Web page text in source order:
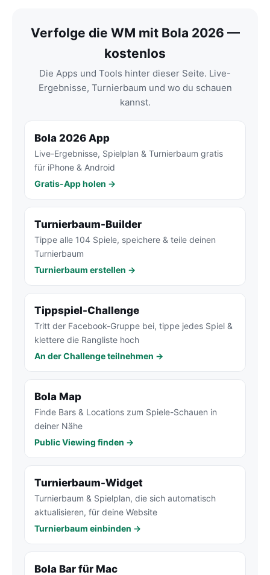
Verfolge die WM mit Bola 2026 —
kostenlos
Die Apps und Tools hinter dieser Seite. Live-
Ergebnisse, Turnierbaum und wo du schauen
kannst.
Bola 2026 App
Live-Ergebnisse, Spielplan & Turnierbaum gratis
für iPhone & Android
Gratis-App holen →
Turnierbaum-Builder
Tippe alle 104 Spiele, speichere & teile deinen
Turnierbaum
Turnierbaum erstellen →
Tippspiel-Challenge
Tritt der Facebook-Gruppe bei, tippe jedes Spiel &
klettere die Rangliste hoch
An der Challenge teilnehmen →
Bola Map
Finde Bars & Locations zum Spiele-Schauen in
deiner Nähe
Public Viewing finden →
Turnierbaum-Widget
Turnierbaum & Spielplan, die sich automatisch
aktualisieren, für deine Website
Turnierbaum einbinden →
Bola Bar für Mac